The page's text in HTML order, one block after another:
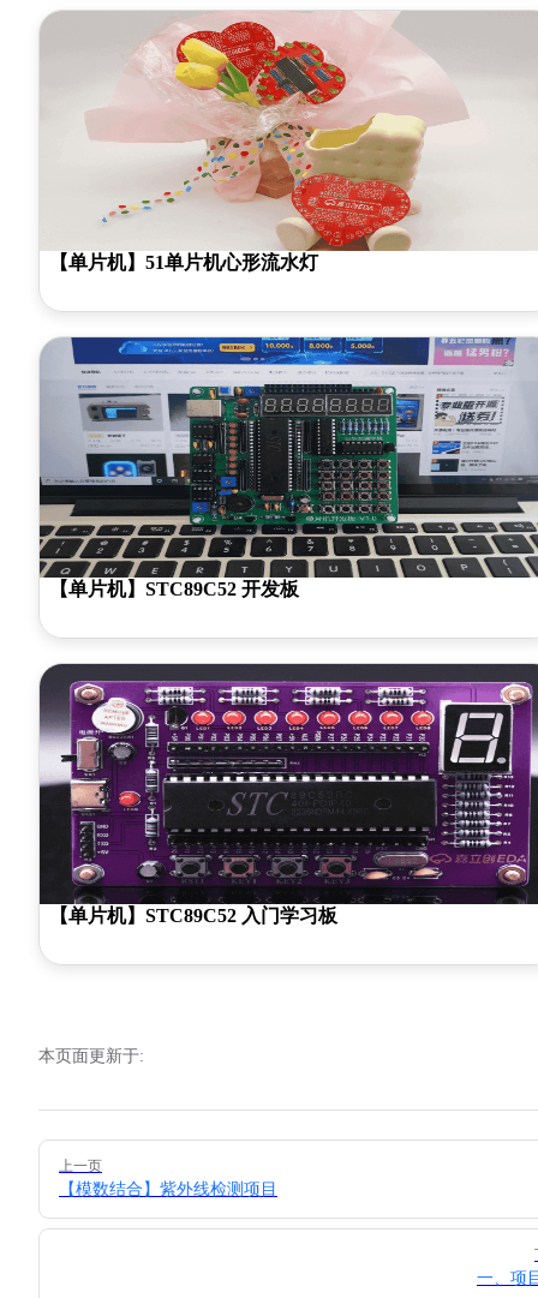
【单片机】51单片机心形流水灯
【单片机】STC89C52 开发板
【单片机】STC89C52 入门学习板
本页面更新于:
Pager
上一页
【模数结合】紫外线检测项目
一、项